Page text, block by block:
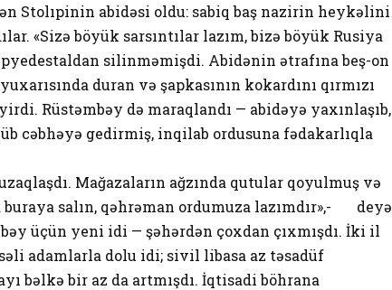
Stolıpinin abidəsi oldu: sabiq baş nazirin heykəlini
«Sizə böyük sarsıntılar lazım, bizə böyük Rusiya
pyedestaldan silinməmişdi. Abidənin ətrafına beş-on
duran və şapkasının kokardını qırmızı
Rüstəmbəy də maraqlandı — abidəyə yaxınlaşıb,
cəbhəyə gedirmiş, inqilab ordusuna fədakarlıqla
Mağazaların ağzında qutular qoyulmuş və
buraya salın, qəhrəman ordumuza lazımdır»,- deyə
üçün yeni idi — şəhərdən çoxdan çıxmışdı. İki il
adamlarla dolu idi; sivil libasa az təsadüf
bəlkə bir az da artmışdı. İqtisadi böhrana